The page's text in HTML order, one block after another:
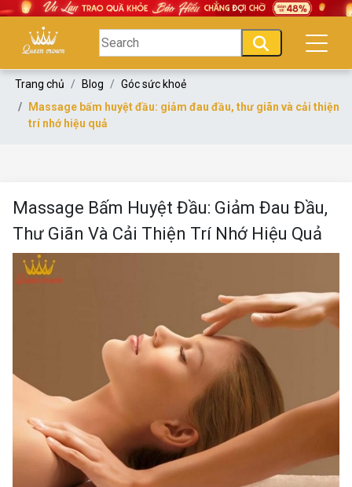
Trang chủ Blog
Góc sức khoẻ
Massage bấm huyệt đầu: giảm đau đầu, thư giãn và cải thiện
trí nhớ hiệu quả
Massage Bấm Huyệt Đầu: Giảm Đau Đầu,
Thư Giãn Và Cải Thiện Trí Nhớ Hiệu Quả